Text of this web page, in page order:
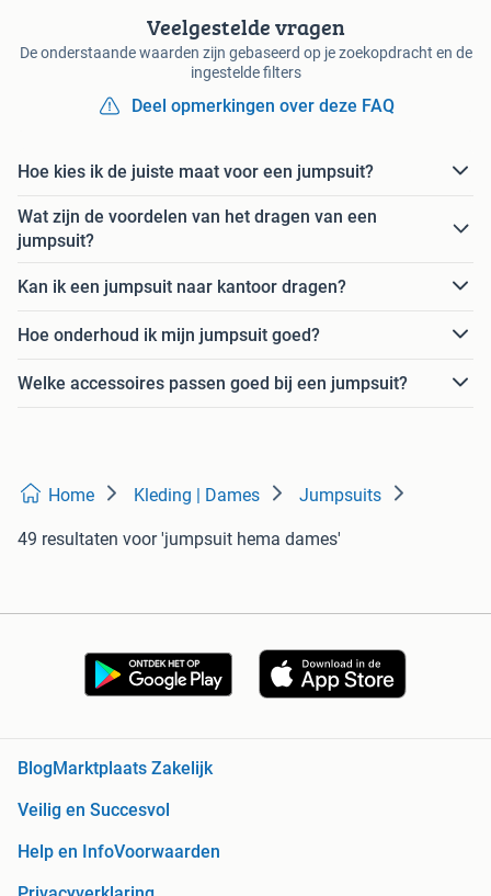
Veelgestelde vragen
De onderstaande waarden zijn gebaseerd op je zoekopdracht en de
ingestelde filters
Deel opmerkingen over deze FAQ
Hoe kies ik de juiste maat voor een jumpsuit?
Wat zijn de voordelen van het dragen van een
jumpsuit?
Kan ik een jumpsuit naar kantoor dragen?
Hoe onderhoud ik mijn jumpsuit goed?
Welke accessoires passen goed bij een jumpsuit?
Home Kleding | Dames Jumpsuits
49 resultaten voor 'jumpsuit hema dames'
BlogMarktplaats Zakelijk
Veilig en Succesvol
Help en InfoVoorwaarden